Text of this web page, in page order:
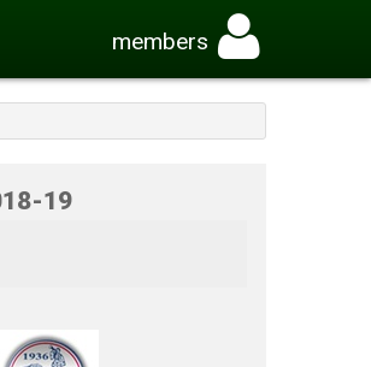
members
19